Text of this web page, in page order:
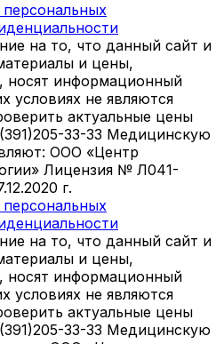
персональных
на то, что данный сайт и
и цены,
носят информационный
условиях не являются
актуальные цены
33-33 Медицинскую
ООО «Центр
Лицензия № Л041-
г.
персональных
на то, что данный сайт и
и цены,
носят информационный
условиях не являются
актуальные цены
33-33 Медицинскую